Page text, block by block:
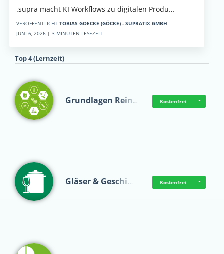
.supra macht KI Workflows zu digitalen Produ…
VERÖFFENTLICHT TOBIAS GOECKE (GÖCKE) - SUPRATIX GMBH
JUNI 6, 2026 | 3 MINUTEN LESEZEIT
Top 4 (Lernzeit)
Grundlagen Rein… Kostenfrei
Gläser & Geschi… Kostenfrei